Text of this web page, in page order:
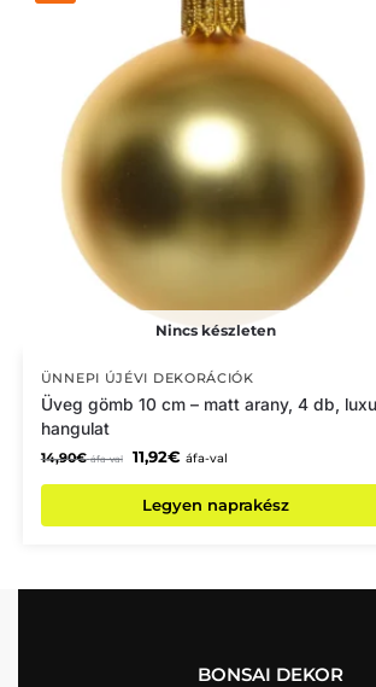
Nincs készleten
ÜNNEPI ÚJÉVI DEKORÁCIÓK
Üveg gömb 10 cm – matt arany, 4 db,
hangulat
14,90€ áfa-val 11,92€ áfa-val
Legyen naprakész
BONSAI DEKOR